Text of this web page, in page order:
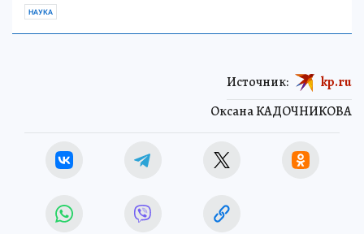
НАУКА
Оксана КАДОЧНИКОВА
Источник: kp.ru